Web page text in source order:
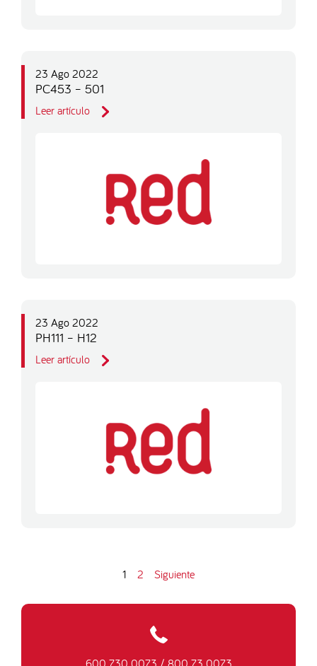
23 Ago 2022
PC453 – 501
Leer artículo
23 Ago 2022
PH111 – H12
Leer artículo
1 2 Siguiente
600 730 0073 / 800 73 0073